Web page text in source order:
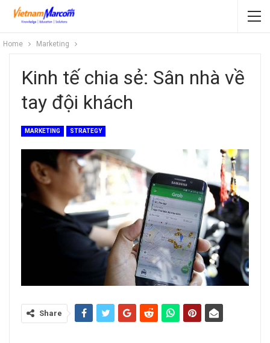
Home Marketing
Kinh tế chia sẻ: Sân nhà về
tay đội khách
MARKETING STRATEGY
Share